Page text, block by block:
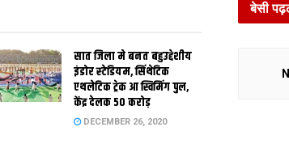
सात जिला मे बनत बहुउद्देशीय
इंडोर स्‍टेडि‍यम, सिंथेटिक
एथलेटिक ट्रेक आ स्विमिंग पुल,
केंद्र देलक 50 करोड़
DECEMBER 26, 2020
बेसी